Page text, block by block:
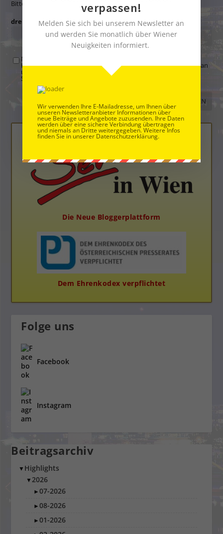
Bitte gib eine Antwort in Ziffern ein:
dreizehn + drei =
Mit der Nutzung dieses Formulars übertragen Sie Ihren
Kommentar, Name, Email und IP-Adresse (und ev. Webseite) an
uns und erklären sich einverstanden, dass diese auf unserem
Server gespeichert werden. Siehe
Die Neue Bloggerplattform
Dem Ehrenkodex verpflichtet
Folge uns
Facebook
Instagram
Beitragsarchiv
▼ Highlights
▼2026
►07-2026
►08-2026
►01-2026
verpassen!
Melden Sie sich bei unserem Newsletter an
und werden Sie monatlich über Wiener
Neuigkeiten informiert.
Wir verwenden Ihre E-Mailadresse, um Ihnen über
unseren Newsletteranbieter Informationen über
neue Beiträge und Angebote zuzusenden. Ihre Daten
werden über eine sichere Verbindung übertragen
und niemals an Dritte weitergegeben. Weitere Infos
finden Sie in unserer Datenschutzerklärung.